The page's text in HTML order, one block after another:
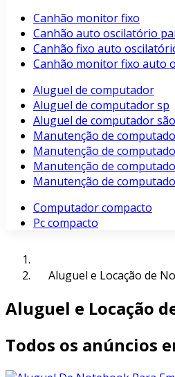
Canhão monitor fixo
Canhão auto oscilatório
Canhão fixo auto
Canhão monitor fixo auto
Aluguel de computador
Aluguel de computador sp
Aluguel de computador
Manutenção de
Manutenção de
Manutenção de
Manutenção de
Computador compacto
Pc compacto
Aluguel e Locação de
Aluguel e Locação
Todos os anúncios